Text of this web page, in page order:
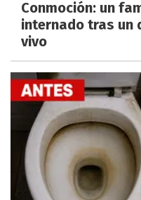
Conmoción: un
internado tras un
vivo